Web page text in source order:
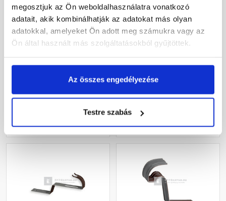
megosztjuk az Ön weboldalhasználatra vonatkozó
adatait, akik kombinálhatják az adatokat más olyan
adatokkal, amelyeket Ön adott meg számukra vagy az
Ön által használt más szolgáltatásokból gyűjtöttek.
Az összes engedélyezése
Testre szabás
Tondach rögzítőcsavar
barna
Kúprögzítő beton
kúpcseréphez téglavörös
120 Ft